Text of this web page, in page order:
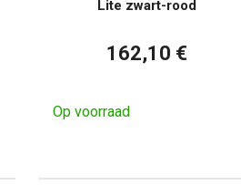
Lite zwart-rood
162,10 €
Op voorraad